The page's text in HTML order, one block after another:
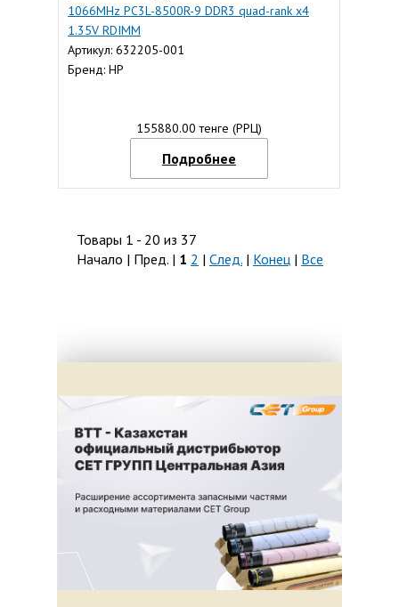
1066MHz PC3L-8500R-9 DDR3 quad-rank x4
1.35V RDIMM
Артикул: 632205-001
Бренд: HP
155880.00 тенге (РРЦ)
Подробнее
Товары 1 - 20 из 37
Начало | Пред. | 1 2 | След. | Конец | Все